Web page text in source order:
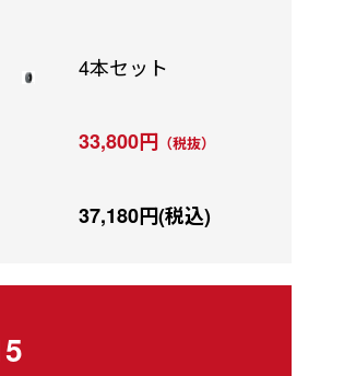
4本セット
33,800円 （税抜）
37,180円(税込)